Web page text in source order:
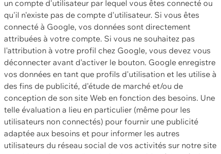
un compte d'utilisateur par lequel vous êtes connecté ou
qu'il n'existe pas de compte d'utilisateur. Si vous êtes
connecté à Google, vos données sont directement
attribuées à votre compte. Si vous ne souhaitez pas
l'attribution à votre profil chez Google, vous devez vous
déconnecter avant d'activer le bouton. Google enregistre
vos données en tant que profils d'utilisation et les utilise à
des fins de publicité, d'étude de marché et/ou de
conception de son site Web en fonction des besoins. Une
telle évaluation a lieu en particulier (même pour les
utilisateurs non connectés) pour fournir une publicité
adaptée aux besoins et pour informer les autres
utilisateurs du réseau social de vos activités sur notre site